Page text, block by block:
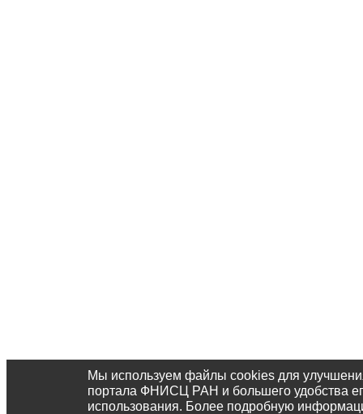
Мы используем файлы cookies для
портала ФНИСЦ РАН и большего удобства
использования. Более подробную